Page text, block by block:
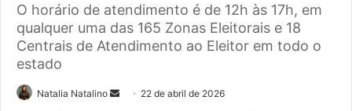
O horário de atendimento é de 12h às 17h, em
qualquer uma das 165 Zonas Eleitorais e 18
Centrais de Atendimento ao Eleitor em todo o
estado
Natalia Natalino 22 de abril de 2026